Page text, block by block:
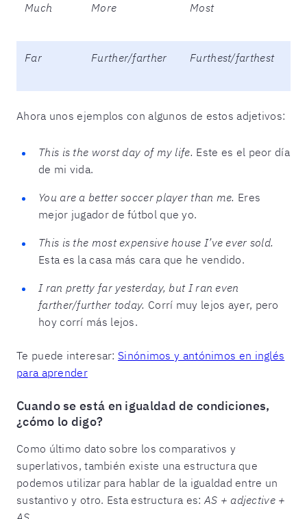
Much More Most
Far Further/farther Furthest/farthest
Ahora unos ejemplos con algunos de estos adjetivos:
This is the worst day of my life. Este es el peor día
de mi vida.
You are a better soccer player than me. Eres
mejor jugador de fútbol que yo.
This is the most expensive house I’ve ever sold.
Esta es la casa más cara que he vendido.
I ran pretty far yesterday, but I ran even
farther/further today. Corrí muy lejos ayer, pero
hoy corrí más lejos.
Te puede interesar: Sinónimos y antónimos en inglés
para aprender
Cuando se está en igualdad de condiciones,
¿cómo lo digo?
Como último dato sobre los comparativos y
superlativos, también existe una estructura que
podemos utilizar para hablar de la igualdad entre un
sustantivo y otro. Esta estructura es: AS + adjective +